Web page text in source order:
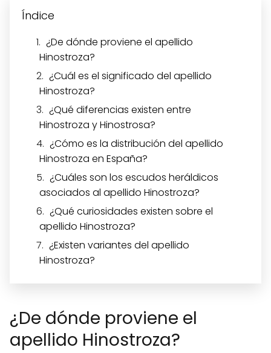
Índice
¿De dónde proviene el apellido
Hinostroza?
¿Cuál es el significado del apellido
Hinostroza?
¿Qué diferencias existen entre
Hinostroza y Hinostrosa?
¿Cómo es la distribución del apellido
Hinostroza en España?
¿Cuáles son los escudos heráldicos
asociados al apellido Hinostroza?
¿Qué curiosidades existen sobre el
apellido Hinostroza?
¿Existen variantes del apellido
Hinostroza?
¿De dónde proviene el
apellido Hinostroza?